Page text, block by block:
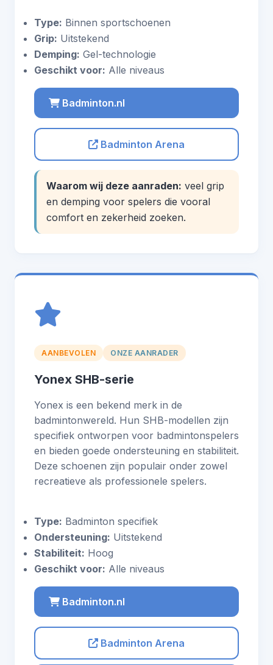
Type: Binnen sportschoenen
Grip: Uitstekend
Demping: Gel-technologie
Geschikt voor: Alle niveaus
Badminton.nl
Badminton Arena
Waarom wij deze aanraden: veel grip
en demping voor spelers die vooral
comfort en zekerheid zoeken.
AANBEVOLEN ONZE AANRADER
Yonex SHB-serie
Yonex is een bekend merk in de
badmintonwereld. Hun SHB-modellen zijn
specifiek ontworpen voor badmintonspelers
en bieden goede ondersteuning en stabiliteit.
Deze schoenen zijn populair onder zowel
recreatieve als professionele spelers.
Type: Badminton specifiek
Ondersteuning: Uitstekend
Stabiliteit: Hoog
Geschikt voor: Alle niveaus
Badminton.nl
Badminton Arena